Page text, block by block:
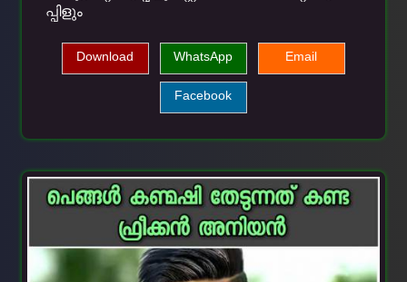
പ്പിളും
Download WhatsApp Email
Facebook